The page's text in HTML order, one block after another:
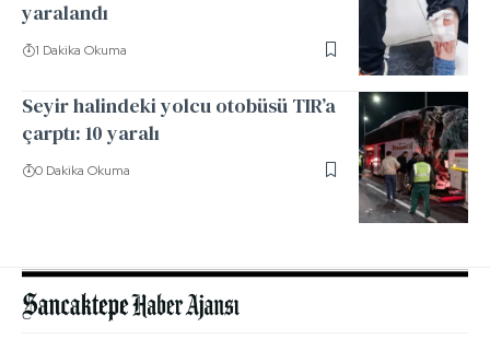
yaralandı
1 Dakika Okuma
Seyir halindeki yolcu otobüsü TIR’a
çarptı: 10 yaralı
0 Dakika Okuma